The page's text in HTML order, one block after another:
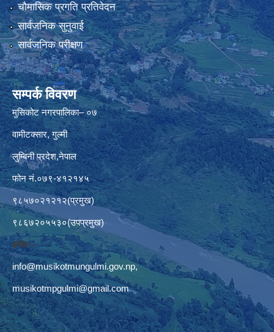
चौमासिक प्रगति प्रतिवेदन
सार्वजनिक सुनुवाई
सार्वजनिक परीक्षण
सम्पर्क विवरण
मुसिकोट नगरपालिका– ०७
वामीटक्सार, गुल्मी
लुम्बिनी प्रदेश,नेपाल
फोन नं.०७९-४१२१४५
९८५७०२१२१२(प्रमुख)
९८६७२०५५३०(उपप्रमुख)
इमेलः–
info@musikotmungulmi.gov.np,
musikotmpgulmi@gmail.com